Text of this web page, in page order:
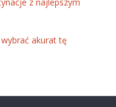
akurat tę